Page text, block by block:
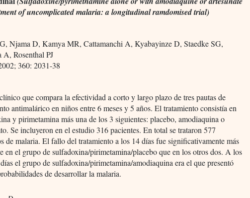
of uncomplicated malaria: a longitudinal ramdomised trial)
Njama D, Kamya MR, Cattamanchi A, Kyabayinze D, Staedke SG,
A, Rosenthal PJ
360: 2031-38
que compara la efectividad a corto y largo plazo de tres pautas de
antimalárico en niños entre 6 meses y 5 años. El tratamiento consistía en
y pirimetamina más una de los 3 siguientes: placebo, amodiaquina o
Se incluyeron en el estudio 316 pacientes. En total se trataron 577
de malaria. El fallo del tratamiento a los 14 días fue significativamente más
en el grupo de sulfadoxina/pirimetamina/placebo que en los otros dos. A los
el grupo de sulfadoxina/pirimetamina/amodiaquina era el que presentó
de desarrollar la malaria.